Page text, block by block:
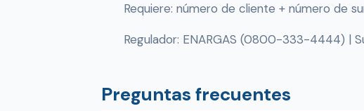
Requiere: número de cliente + número de
Regulador: ENARGAS (0800-333-4444) |
Preguntas frecuentes